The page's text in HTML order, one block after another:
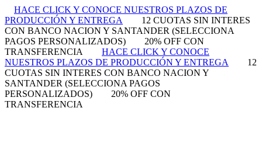
HACE CLICK Y CONOCE NUESTROS PLAZOS DE
PRODUCCIÓN Y ENTREGA
12 CUOTAS SIN INTERES
CON BANCO NACION Y SANTANDER (SELECCIONA
PAGOS PERSONALIZADOS)
20% OFF CON
TRANSFERENCIA
HACE CLICK Y CONOCE
NUESTROS PLAZOS DE PRODUCCIÓN Y ENTREGA
12
CUOTAS SIN INTERES CON BANCO NACION Y
SANTANDER (SELECCIONA PAGOS
PERSONALIZADOS)
20% OFF CON
TRANSFERENCIA